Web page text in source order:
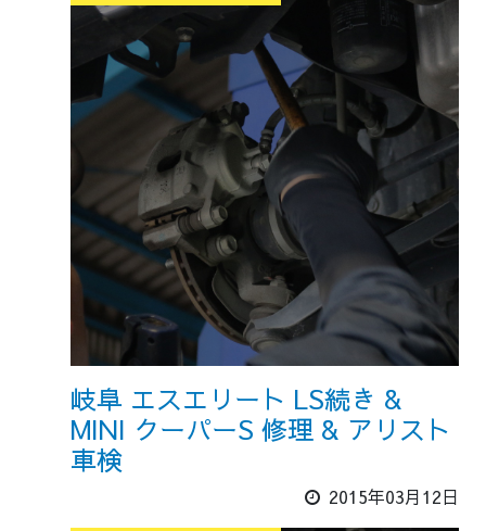
岐阜 エスエリート LS続き &
MINI クーパーS 修理 & アリスト
車検
2015年03月12日